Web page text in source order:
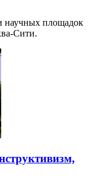
научных площадок
Сити.